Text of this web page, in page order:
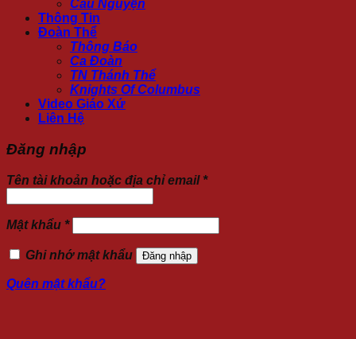
Cầu Nguyện
Thông Tin
Đoàn Thể
Thông Báo
Ca Đoàn
TN Thánh Thể
Knights Of Columbus
Video Giáo Xứ
Liên Hệ
Đăng nhập
Tên tài khoản hoặc địa chỉ email *
Mật khẩu *
Ghi nhớ mật khẩu Đăng nhập
Quên mật khẩu?